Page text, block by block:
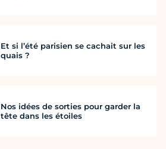
Et si l’été parisien se cachait sur les
quais ?
Nos idées de sorties pour garder la
tête dans les étoiles